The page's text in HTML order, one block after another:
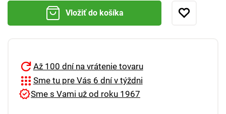
Vložiť do košíka
Až 100 dní na vrátenie tovaru
Sme tu pre Vás 6 dní v týždni
Sme s Vami už od roku 1967